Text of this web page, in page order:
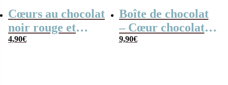
Cœurs au chocolat
noir rouge et
blanc x4 “Merci
4,90€
Boîte de chocolat
– Cœur chocolat
fourrés x20 –
9,90€